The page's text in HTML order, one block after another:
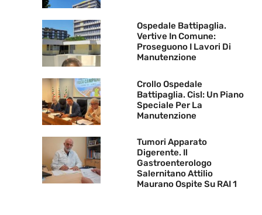
Ospedale Battipaglia.
Vertive In Comune:
Proseguono I Lavori Di
Manutenzione
Crollo Ospedale
Battipaglia. Cisl: Un Piano
Speciale Per La
Manutenzione
Tumori Apparato
Digerente. Il
Gastroenterologo
Salernitano Attilio
Maurano Ospite Su RAI 1